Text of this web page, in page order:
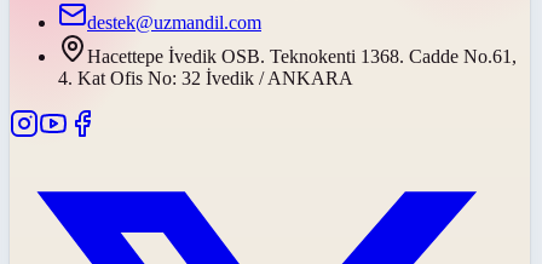
destek@uzmandil.com
Hacettepe İvedik OSB. Teknokenti 1368. Cadde No.61,
4. Kat Ofis No: 32 İvedik / ANKARA